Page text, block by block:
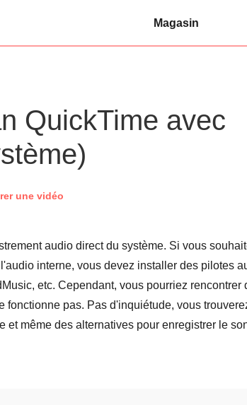
Magasin
QuickTime avec
une vidéo
audio direct du système. Si vous
interne, vous devez installer des pilotes
etc. Cependant, vous pourriez rencontrer
fonctionne pas. Pas d'inquiétude, vous
même des alternatives pour enregistrer le